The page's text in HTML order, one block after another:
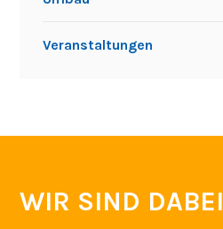
Veranstaltungen
WIR SIND DABEI